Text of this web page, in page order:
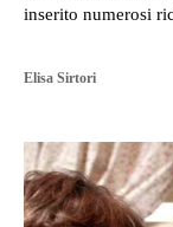
inserito numerosi
Elisa Sirtori